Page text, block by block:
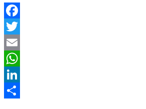
Facebook
Twitter
Email
WhatsApp
LinkedIn